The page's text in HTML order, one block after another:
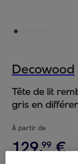
Decowood
Tête de lit
gris en
À partir de
129,99 €